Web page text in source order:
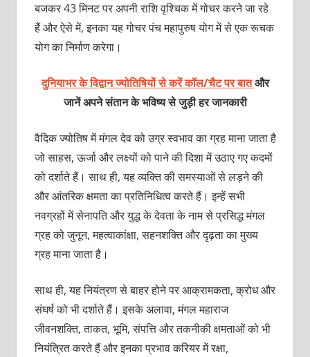
बजकर 43 मिनट पर अपनी राशि वृश्चिक में गोचर करने जा रहे
हैं और ऐसे में, इनका यह गोचर पंच महापुरुष योग में से एक रूचक
योग का निर्माण करेगा।
दुनियाभर के विद्वान ज्योतिषियों से करें कॉल/चैट पर बातऔर
जानें अपने संतान के भविष्य से जुड़ी हर जानकारी
वैदिक ज्योतिष में मंगल देव को उग्र स्वभाव का ग्रह माना जाता है
जो साहस, ऊर्जा और लक्ष्यों को पाने की दिशा में उठाए गए कदमों
को दर्शाते हैं। साथ ही, यह व्यक्ति की समस्याओं से लड़ने की
और आंतरिक क्षमता का प्रतिनिधित्व करते हैं। इन्हें सभी
नवग्रहों में सेनापति और युद्ध के देवता के नाम से प्रसिद्ध मंगल
ग्रह को जुनून, महत्वाकांक्षा, सहनशक्ति और दृढ़ता का मुख्य
ग्रह माना जाता है।
साथ ही, यह नियंत्रण से बाहर होने पर आक्रामकता, क्रोध और
संघर्ष को भी दर्शाते हैं। इसके अलावा, मंगल महाराज
जीवनशक्ति, ताकत, भूमि, संपत्ति और तकनीकी क्षमताओं को भी
नियंत्रित करते हैं और इनका प्रभाव करियर में रक्षा,